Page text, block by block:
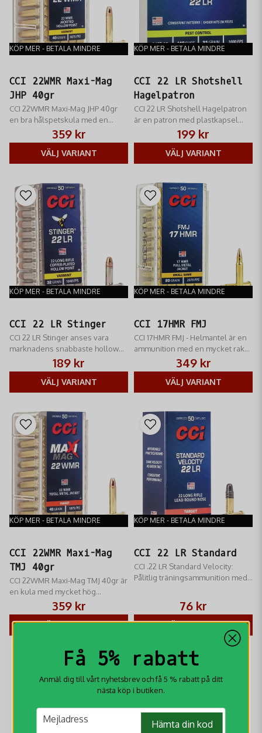
KÖP MER - BETALA MINDRE
CCI 22WMR Maxi-Mag
JHP 40gr
CCI 22WMR Maxi-Mag JHP 40gr
en bra hålspetskula med en
kontrollerad expansion vid träff,
väldigt bra precision.
359 kr
VÄLJ VARIANT
KÖP MER - BETALA MINDRE
CCI 22 LR Shotshell
Hagelpatron
CCI 22 LR Shotshell Hagelpatron
är en patron med plastkapsel
laddad med finhagel
199 kr
VÄLJ VARIANT
KÖP MER - BETALA MINDRE
CCI 22 LR Stinger
CCI 22 LR Stinger anses vara
marknadens snabbaste hollow
point för 22 LR med sina
500m/sek
189 kr
VÄLJ VARIANT
KÖP MER - BETALA MINDRE
CCI 17HMR FMJ
CCI 17HMR FMJ - Helmantel är en
ammunition med en mycket rak
349 kr
VÄLJ VARIANT
KÖP MER - BETALA MINDRE
CCI 22WMR Maxi-Mag
TMJ 40gr
CCI 22WMR Maxi-Mag TMJ 40gr är
en kula med mycket hög
precision till både träning & jakt
359 kr
VÄLJ VARIANT
KÖP MER - BETALA MINDRE
CCI 22 LR Standard
CCI .22 LR Standard Velocity:
Pålitlig träningsammunition med
precision och hög driftsäkerhet
för alla typer av .22-vapen.
76 kr
VÄLJ VARIANT
-10%
Få 5% rabatt
Anmäl dig till vårt nyhetsbrev och få 5 % rabatt på ditt
nästa köp i butiken.
email
Mejladress Hämta din kod